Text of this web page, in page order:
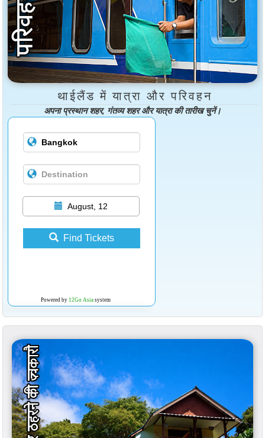
थाईलैंड में यात्रा और परिवहन
अपना प्रस्थान शहर, गंतव्य शहर और यात्रा की तारीख चुनें।
August, 12
Find Tickets
Powered by 12Go Asiasystem